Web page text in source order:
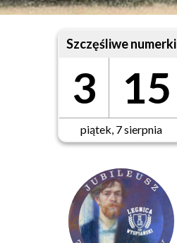
Szczęśliwe numerki
3 15
piątek, 7 sierpnia